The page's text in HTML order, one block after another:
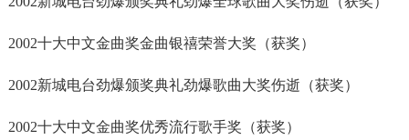
2002十大中文金曲奖金曲银禧荣誉大奖（获奖）
2002新城电台劲爆颁奖典礼劲爆歌曲大奖伤逝（获奖）
2002十大中文金曲奖优秀流行歌手奖（获奖）